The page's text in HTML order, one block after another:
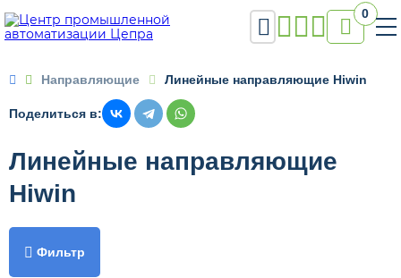
 0
 Направляющие Линейные направляющие Hiwin
Поделиться в:
Линейные направляющие
Hiwin
 Фильтр